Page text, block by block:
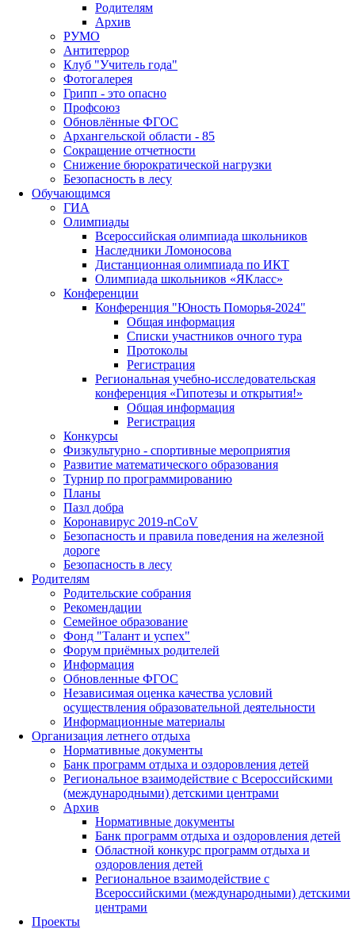
Родителям
Архив
РУМО
Антитеррор
Клуб "Учитель года"
Фотогалерея
Грипп - это опасно
Профсоюз
Обновлённые ФГОС
Архангельской области - 85
Сокращение отчетности
Снижение бюрократической нагрузки
Безопасность в лесу
Обучающимся
ГИА
Олимпиады
Всероссийская олимпиада школьников
Наследники Ломоносова
Дистанционная олимпиада по ИКТ
Олимпиада школьников «ЯКласс»
Конференции
Конференция "Юность Поморья-2024"
Общая информация
Списки участников очного тура
Протоколы
Регистрация
Региональная учебно-исследовательская
конференция «Гипотезы и открытия!»
Общая информация
Регистрация
Конкурсы
Физкультурно - спортивные мероприятия
Развитие математического образования
Турнир по программированию
Планы
Пазл добра
Коронавирус 2019-nCoV
Безопасность и правила поведения на железной
дороге
Безопасность в лесу
Родителям
Родительские собрания
Рекомендации
Семейное образование
Фонд "Талант и успех"
Форум приёмных родителей
Информация
Обновленные ФГОС
Независимая оценка качества условий
осуществления образовательной деятельности
Информационные материалы
Организация летнего отдыха
Нормативные документы
Банк программ отдыха и оздоровления детей
Региональное взаимодействие с Всероссийскими
(международными) детскими центрами
Архив
Нормативные документы
Банк программ отдыха и оздоровления детей
Областной конкурс программ отдыха и
оздоровления детей
Региональное взаимодействие с
Всероссийскими (международными) детскими
центрами
Проекты